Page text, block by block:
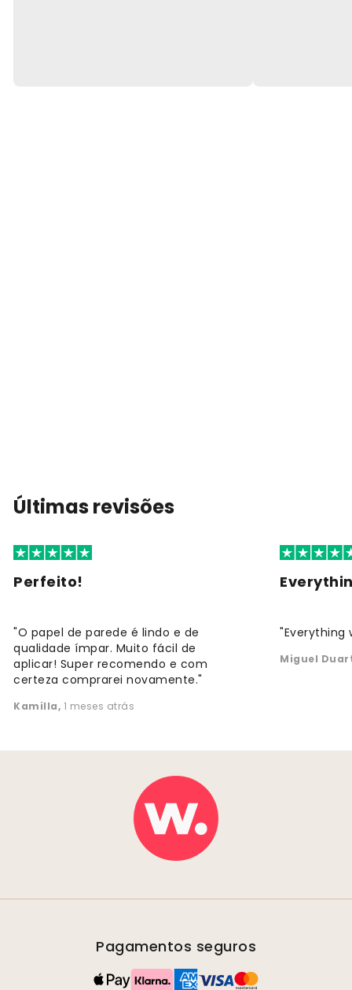
Últimas revisões
Perfeito!
"O papel de parede é lindo e de
qualidade ímpar. Muito fácil de
aplicar! Super recomendo e com
certeza comprarei novamente."
Kamilla, 1 meses atrás
"Everything
Miguel
Pagamentos seguros